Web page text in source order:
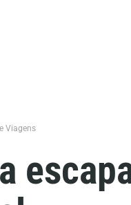
Viagens